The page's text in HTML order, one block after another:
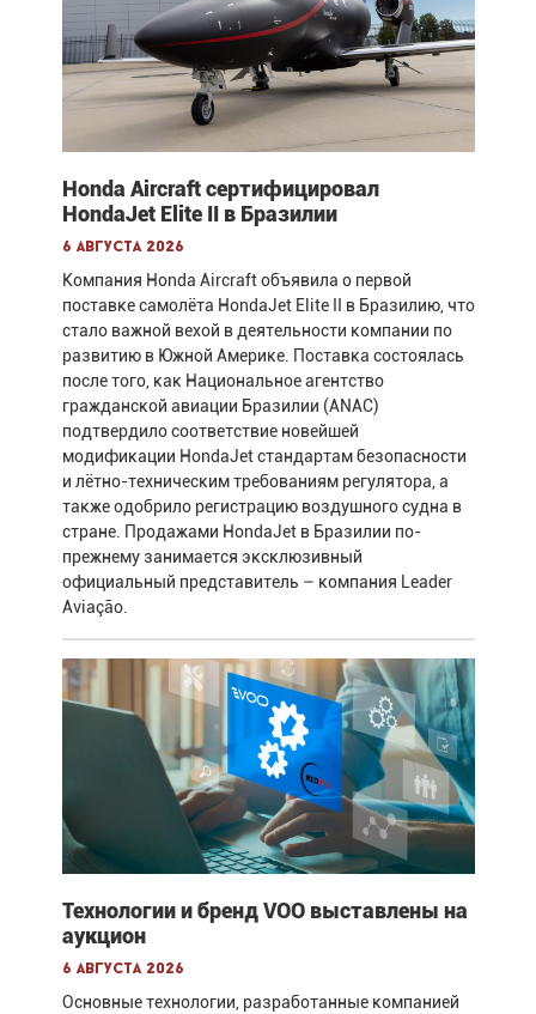
Honda Aircraft сертифицировал
HondaJet Elite II в Бразилии
6 августа 2026
Компания Honda Aircraft объявила о первой
поставке самолёта HondaJet Elite II в Бразилию, что
стало важной вехой в деятельности компании по
развитию в Южной Америке. Поставка состоялась
после того, как Национальное агентство
гражданской авиации Бразилии (ANAC)
подтвердило соответствие новейшей
модификации HondaJet стандартам безопасности
и лётно-техническим требованиям регулятора, а
также одобрило регистрацию воздушного судна в
стране. Продажами HondaJet в Бразилии по-
прежнему занимается эксклюзивный
официальный представитель – компания Leader
Aviação.
Технологии и бренд VOO выставлены на
аукцион
6 августа 2026
Основные технологии, разработанные компанией